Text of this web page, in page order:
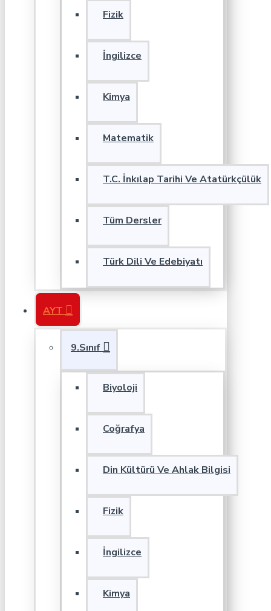
Fizik
İngilizce
Kimya
Matematik
T.C. İnkılap Tarihi Ve Atatürkçülük
Tüm Dersler
Türk Dili Ve Edebiyatı
AYT
9.Sınıf
Biyoloji
Coğrafya
Din Kültürü Ve Ahlak Bilgisi
Fizik
İngilizce
Kimya